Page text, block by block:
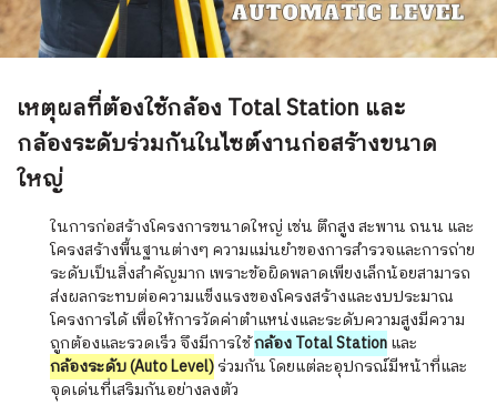
เหตุผลที่ต้องใช้กล้อง Total Station และ
กล้องระดับร่วมกันในไซต์งานก่อสร้างขนาด
ใหญ่
ในการก่อสร้างโครงการขนาดใหญ่ เช่น ตึกสูง สะพาน ถนน และ
โครงสร้างพื้นฐานต่างๆ ความแม่นยำของการสำรวจและการถ่าย
ระดับเป็นสิ่งสำคัญมาก เพราะข้อผิดพลาดเพียงเล็กน้อยสามารถ
ส่งผลกระทบต่อความแข็งแรงของโครงสร้างและงบประมาณ
โครงการได้ เพื่อให้การวัดค่าตำแหน่งและระดับความสูงมีความ
ถูกต้องและรวดเร็ว จึงมีการใช้กล้อง Total Stationและ
กล้องระดับ (Auto Level)ร่วมกัน โดยแต่ละอุปกรณ์มีหน้าที่และ
จุดเด่นที่เสริมกันอย่างลงตัว